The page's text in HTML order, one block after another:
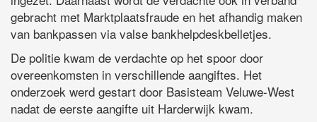
gebracht met Marktplaatsfraude en het afhandig maken
van bankpassen via valse bankhelpdeskbelletjes.
De politie kwam de verdachte op het spoor door
overeenkomsten in verschillende aangiftes. Het
onderzoek werd gestart door Basisteam Veluwe-West
nadat de eerste aangifte uit Harderwijk kwam.